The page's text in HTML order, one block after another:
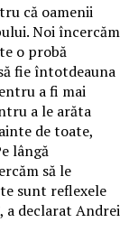
că oamenii
Noi încercăm
o probă
fie întotdeauna
a fi mai
a le arăta
de toate,
lângă
să le
sunt reflexele
a declarat Andrei